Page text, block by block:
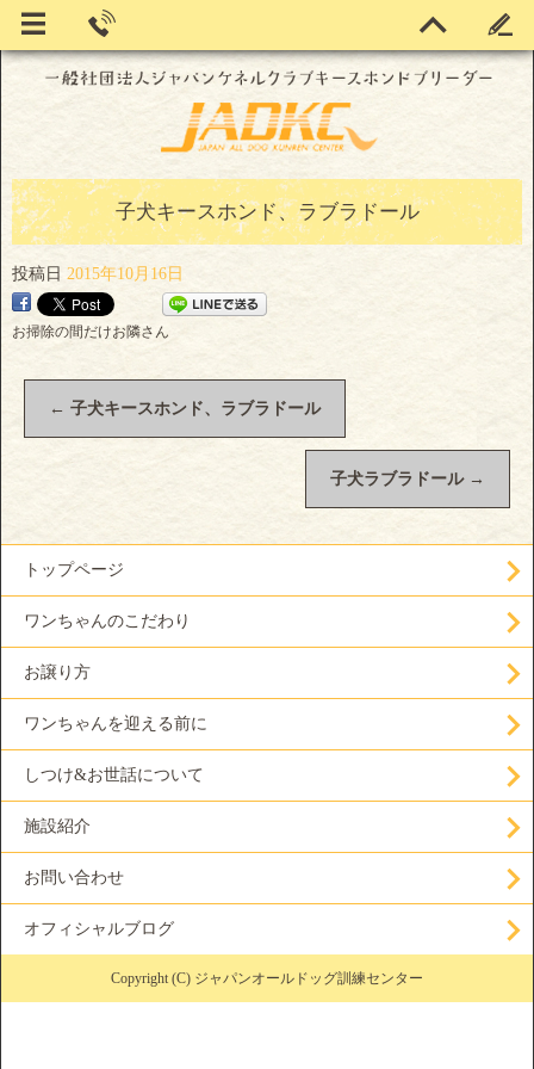
子犬キースホンド、ラブラドール
投稿日 2015年10月16日
お掃除の間だけお隣さん
← 子犬キースホンド、ラブラドール
子犬ラブラドール →
トップページ
ワンちゃんのこだわり
お譲り方
ワンちゃんを迎える前に
しつけ&お世話について
施設紹介
お問い合わせ
オフィシャルブログ
Copyright (C) ジャパンオールドッグ訓練センター